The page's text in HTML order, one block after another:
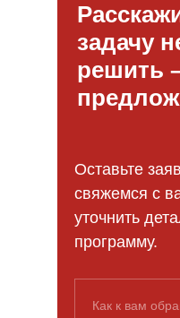
задачу
решить
Оставьте
свяжемся с
уточнить
программу.
Как к вам